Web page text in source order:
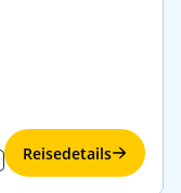
Reisedetails